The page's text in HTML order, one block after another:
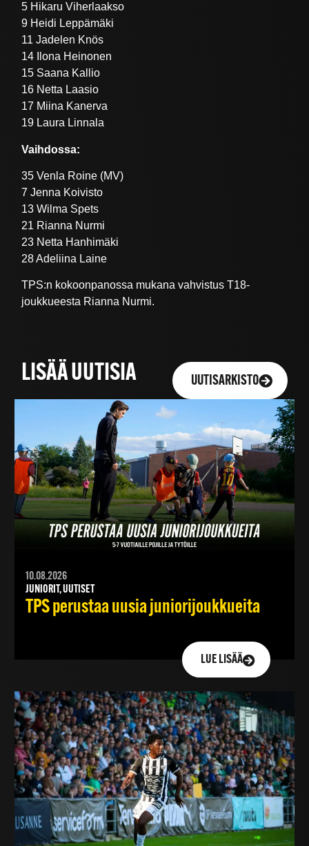
5 Hikaru Viherlaakso
9 Heidi Leppämäki
11 Jadelen Knös
14 Ilona Heinonen
15 Saana Kallio
16 Netta Laasio
17 Miina Kanerva
19 Laura Linnala
Vaihdossa:
35 Venla Roine (MV)
7 Jenna Koivisto
13 Wilma Spets
21 Rianna Nurmi
23 Netta Hanhimäki
28 Adeliina Laine
TPS:n kokoonpanossa mukana vahvistus T18-
joukkueesta Rianna Nurmi.
LISÄÄ UUTISIA UUTISARKISTO
10.08.2026
JUNIORIT, UUTISET
TPS perustaa uusia juniorijoukkueita
LUE LISÄÄ